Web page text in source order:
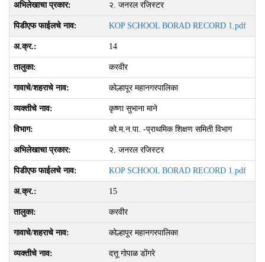
२. जनरल रजिस्‍टर
KOP SCHOOL BORAD RECORD 1.pdf
14
करवीर
कोल्हापूर महानगरपालिका
कृष्णा सुभाना माने
को.म.न.पा. -प्राथमिक शिक्षण समिती विभाग
२. जनरल रजिस्‍टर
KOP SCHOOL BORAD RECORD 1.pdf
15
करवीर
कोल्हापूर महानगरपालिका
दत्तू गोपाळ डोंगरे